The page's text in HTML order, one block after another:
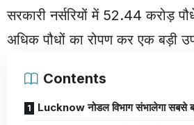
सरकारी नर्सरियों में 52.44 करोड़
अधिक पौधों का रोपण कर एक बड़ी
Contents
Lucknow नोडल विभाग संभालेगा सबसे